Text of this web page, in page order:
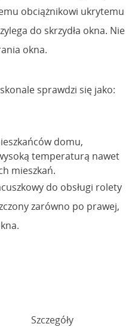
obciążnikowi ukrytemu
do skrzydła okna. Nie
okna.
sprawdzi się jako:
domu,
temperaturą nawet
mieszkań.
do obsługi rolety
zarówno po prawej,
Szczegóły